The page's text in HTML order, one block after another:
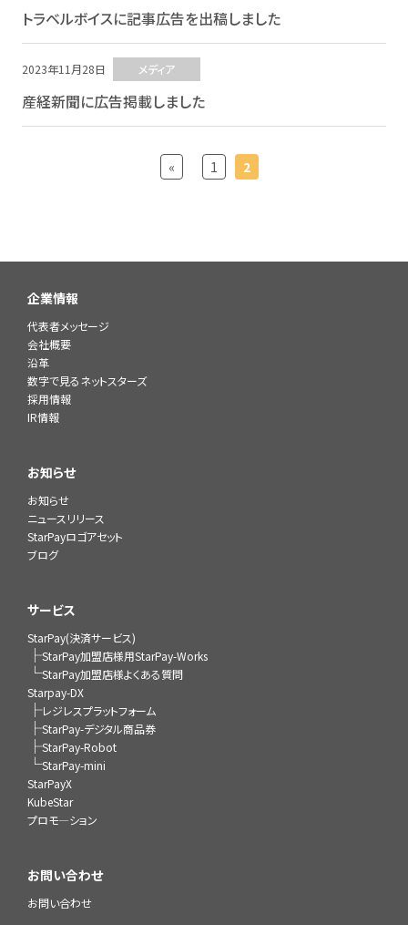
トラベルボイスに記事広告を出稿しました
2023年11月28日 メディア
産経新聞に広告掲載しました
« 1 2
企業情報
代表者メッセージ
会社概要
沿革
数字で見るネットスターズ
採用情報
IR情報
お知らせ
お知らせ
ニュースリリース
StarPayロゴアセット
ブログ
サービス
StarPay(決済サービス)
├StarPay加盟店様用StarPay-Works
└StarPay加盟店様よくある質問
Starpay-DX
├レジレスプラットフォーム
├StarPay-デジタル商品券
├StarPay-Robot
└StarPay-mini
StarPayX
KubeStar
プロモ―ション
お問い合わせ
お問い合わせ